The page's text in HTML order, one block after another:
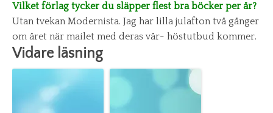
Vilket förlag tycker du släpper flest bra böcker per år?
Utan tvekan Modernista. Jag har lilla julafton två gånger
om året när mailet med deras vår- höstutbud kommer.
Vidare läsning